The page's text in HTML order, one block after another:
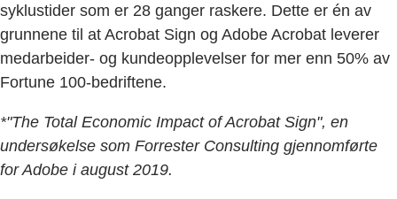
syklustider som er 28 ganger raskere. Dette er én av
grunnene til at Acrobat Sign og Adobe Acrobat leverer
medarbeider- og kundeopplevelser for mer enn 50% av
Fortune 100-bedriftene.
*"The Total Economic Impact of Acrobat Sign", en
undersøkelse som Forrester Consulting gjennomførte
for Adobe i august 2019.